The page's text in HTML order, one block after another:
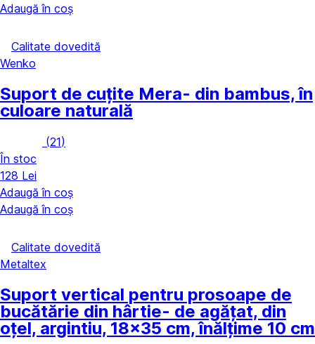
Adaugă în coș
Calitate dovedită
Wenko
Suport de cuțite Mera- din bambus, în
culoare naturală
(21)
În stoc
128 Lei
Adaugă în coș
Adaugă în coș
Calitate dovedită
Metaltex
Suport vertical pentru prosoape de
bucătărie din hârtie- de agățat, din
oțel, argintiu, 18x35 cm, înălțime 10 cm